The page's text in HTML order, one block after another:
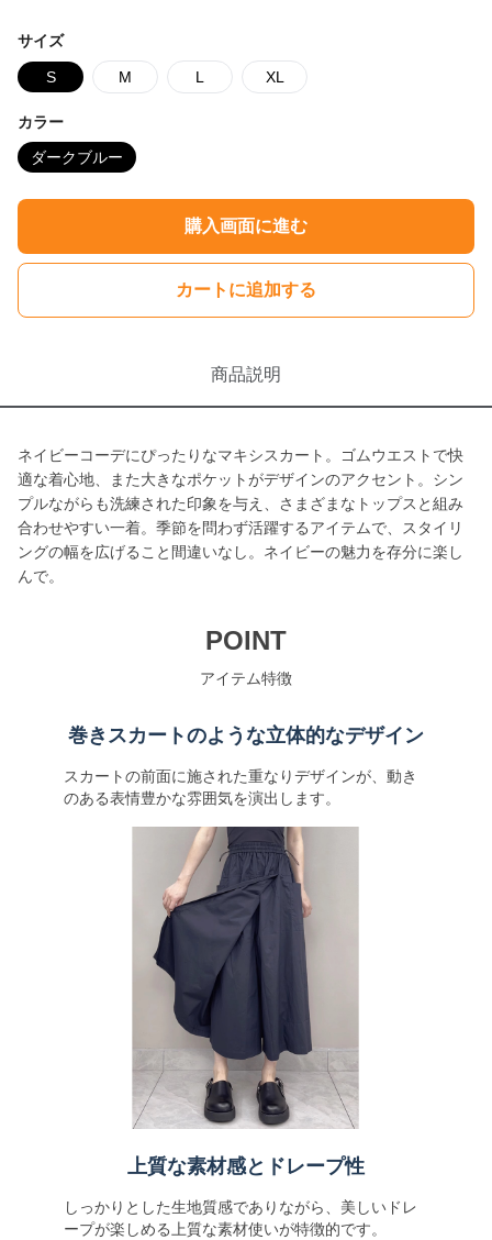
サイズ
S M L XL
カラー
ダークブルー
購入画面に進む
カートに追加する
商品説明
ネイビーコーデにぴったりなマキシスカート。ゴムウエストで快
適な着心地、また大きなポケットがデザインのアクセント。シン
プルながらも洗練された印象を与え、さまざまなトップスと組み
合わせやすい一着。季節を問わず活躍するアイテムで、スタイリ
ングの幅を広げること間違いなし。ネイビーの魅力を存分に楽し
んで。
POINT
アイテム特徴
巻きスカートのような立体的なデザイン
スカートの前面に施された重なりデザインが、動き
のある表情豊かな雰囲気を演出します。
上質な素材感とドレープ性
しっかりとした生地質感でありながら、美しいドレ
ープが楽しめる上質な素材使いが特徴的です。